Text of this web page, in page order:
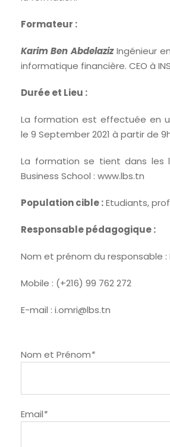
Formateur :
Karim Ben AbdelazizIngénieur
informatique financière. CEO à
Durée et Lieu :
La formation est effectuée en
le 9 September 2021 à partir de
La formation se tient dans les
Business School : www.lbs.tn
Population cible :Etudiants,
Responsable pédagogique :
Nom et prénom du responsable :
Mobile : (+216) 99 762 272
E-mail : i.omri@lbs.tn
Nom et Prénom*
Email*